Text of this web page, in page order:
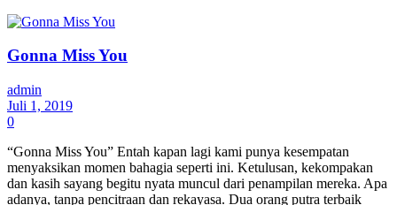
Gonna Miss You
admin
Juli 1, 2019
0
“Gonna Miss You” Entah kapan lagi kami punya kesempatan
menyaksikan momen bahagia seperti ini. Ketulusan, kekompakan
dan kasih sayang begitu nyata muncul dari penampilan mereka. Apa
adanya, tanpa pencitraan dan rekayasa. Dua orang putra terbaik